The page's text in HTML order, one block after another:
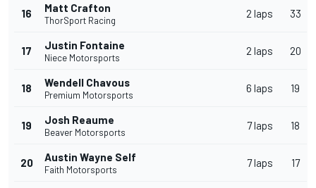
16 Matt Crafton
ThorSport Racing
2 laps 33
17 Justin Fontaine
Niece Motorsports
2 laps 20
18 Wendell Chavous
Premium Motorsports
6 laps 19
19 Josh Reaume
Beaver Motorsports
7 laps 18
20 Austin Wayne Self
Faith Motorsports
7 laps 17